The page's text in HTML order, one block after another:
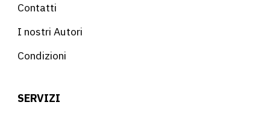
Contatti
I nostri Autori
Condizioni
SERVIZI